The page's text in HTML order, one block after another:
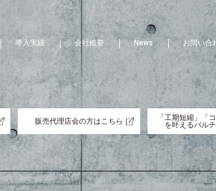
導入実績 会社概要 News お問い合
販売代理店会の方はこちら
「工期短縮」「
を叶えるバル